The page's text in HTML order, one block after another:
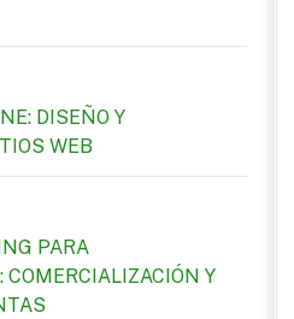
DISEÑO Y
WEB
PARA
COMERCIALIZACIÓN Y